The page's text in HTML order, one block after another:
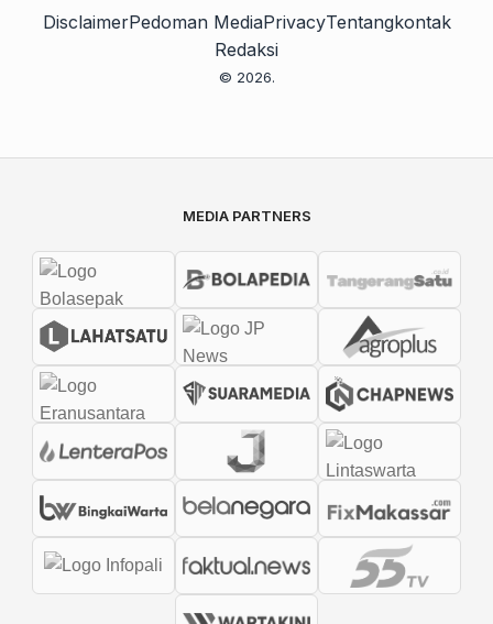
DisclaimerPedoman MediaPrivacyTentangkontak
Redaksi
© 2026.
MEDIA PARTNERS